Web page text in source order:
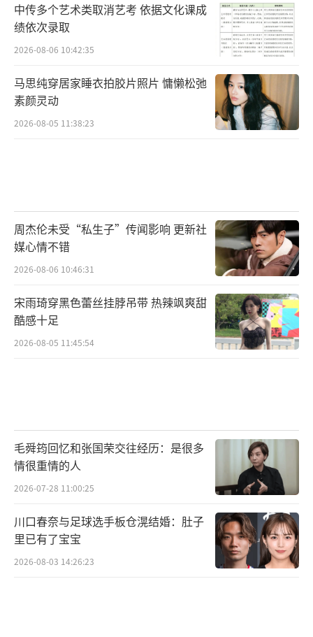
中传多个艺术类取消艺考 依据文化课成
绩依次录取
2026-08-06 10:42:35
马思纯穿居家睡衣拍胶片照片 慵懒松弛
素颜灵动
2026-08-05 11:38:23
周杰伦未受“私生子”传闻影响 更新社
媒心情不错
2026-08-06 10:46:31
宋雨琦穿黑色蕾丝挂脖吊带 热辣飒爽甜
酷感十足
2026-08-05 11:45:54
毛舜筠回忆和张国荣交往经历：是很多
情很重情的人
2026-07-28 11:00:25
川口春奈与足球选手板仓滉结婚：肚子
里已有了宝宝
2026-08-03 14:26:23